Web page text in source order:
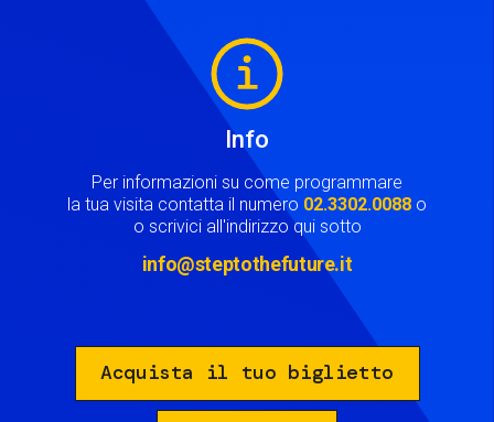
Info
Per informazioni su come programmare
la tua visita contatta il numero 02.3302.0088 o
o scrivici all'indirizzo qui sotto
info@steptothefuture.it
Acquista il tuo biglietto